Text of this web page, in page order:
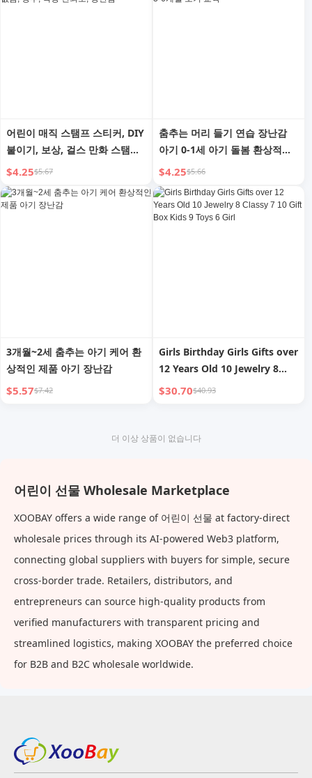
어린이 매직 스탬프 스티커, DIY
붙이기, 보상, 걸스 만화 스탬프
스티커, 흔적 없음, 방수, 색상 견
뢰도, 장난감
$4.25$5.67
춤추는 머리 들기 연습 장난감
아기 0-1세 아기 돌봄 환상적인
제품 훈련 아기 3-6개월 조기 교
육
$4.25$5.66
3개월~2세 춤추는 아기 케어 환
상적인 제품 아기 장난감
$5.57$7.42
Girls Birthday Girls Gifts over
12 Years Old 10 Jewelry 8
Classy 7 10 Gift Box Kids 9
$30.70$40.93
더 이상 상품이 없습니다
어린이 선물 Wholesale Marketplace
XOOBAY offers a wide range of 어린이 선물 at factory-direct
wholesale prices through its AI-powered Web3 platform,
connecting global suppliers with buyers for simple, secure
cross-border trade. Retailers, distributors, and
entrepreneurs can source high-quality products from
verified manufacturers with transparent pricing and
streamlined logistics, making XOOBAY the preferred choice
for B2B and B2C wholesale worldwide.